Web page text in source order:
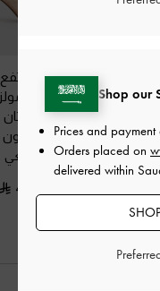
البشرة
حذاء بكعب
من الخلف
الدانتيل
بالكريستال
الطبيعي
400.00
Shop our
Prices and
Orders placed on
delivered within